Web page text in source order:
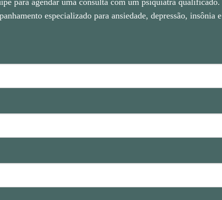
para agendar uma consulta com um psiquiatra qualificado.
especializado para ansiedade, depressão, insônia e